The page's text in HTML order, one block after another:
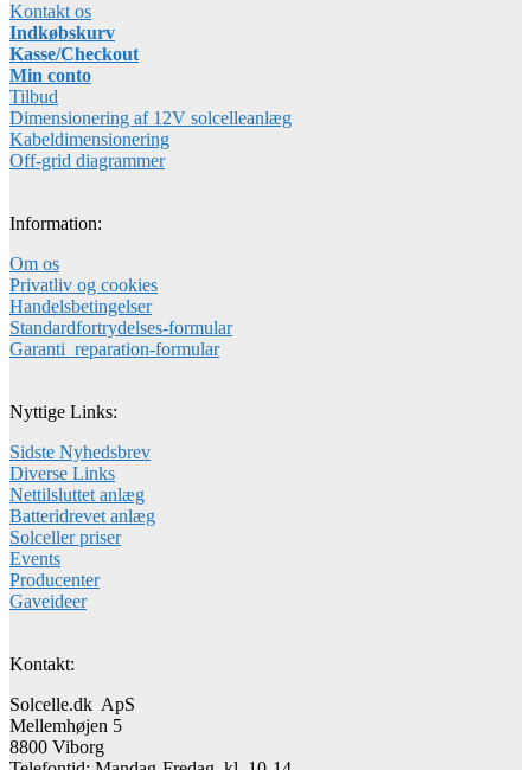
Kontakt os
Indkøbskurv
Kasse/Checkout
Min conto
Tilbud
Dimensionering af 12V solcelleanlæg
Kabeldimensionering
Off-grid diagrammer
Information:
Om os
Privatliv og cookies
Handelsbetingelser
Standardfortrydelses-formular
Garanti_reparation-formular
Nyttige Links:
Sidste Nyhedsbrev
Diverse Links
Nettilsluttet anlæg
Batteridrevet anlæg
Solceller priser
Events
Producenter
Gaveideer
Kontakt:
Solcelle.dk ApS
Mellemhøjen 5
8800 Viborg